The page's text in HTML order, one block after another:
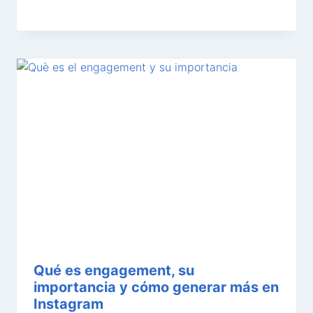
Qué es engagement, su
importancia y cómo generar más en
Instagram